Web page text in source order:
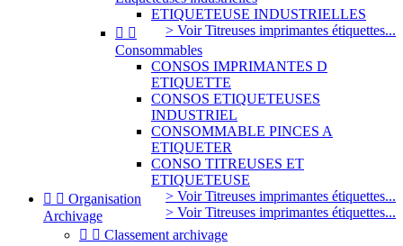
ETIQUETEUSE INDUSTRIELLES
> Voir Titreuses imprimantes étiquettes...
 
Consommables
CONSOS IMPRIMANTES D
ETIQUETTE
CONSOS ETIQUETEUSES
INDUSTRIEL
CONSOMMABLE PINCES A
ETIQUETER
CONSO TITREUSES ET
ETIQUETEUSE
> Voir Titreuses imprimantes étiquettes...
> Voir Titreuses imprimantes étiquettes...
  Organisation
Archivage
  Classement archivage